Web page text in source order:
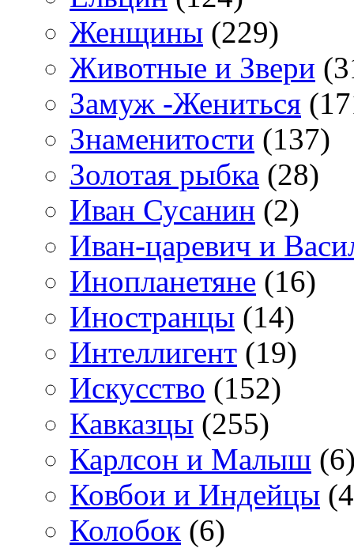
Женщины (229)
Животные и Звери
Замуж -Жениться
Знаменитости (137)
Золотая рыбка (28)
Иван Сусанин (2)
Иван-царевич и
Инопланетяне (16)
Иностранцы (14)
Интеллигент (19)
Искусство (152)
Кавказцы (255)
Карлсон и Малыш
Ковбои и Индейцы
Колобок (6)